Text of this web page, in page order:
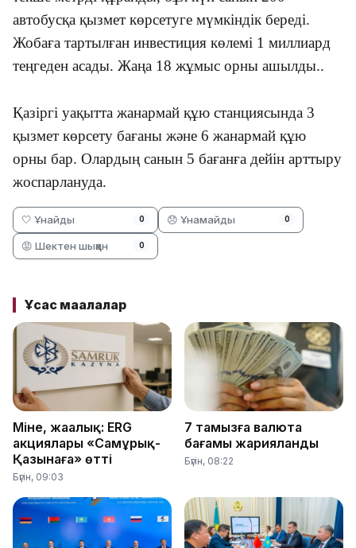
автобусқа қызмет көрсетуге мүмкіндік береді.
Жобаға тартылған инвестиция көлемі 1 миллиард
теңгеден асады. Жаңа 18 жұмыс орны ашылды..
Қазіргі уақытта жанармай құю станциясында 3
қызмет көрсету бағаны жəне 6 жанармай құю
орны бар. Олардың санын 5 бағанға дейін арттыру
жоспарлануда.
🤍 Ұнайды 0 😞 Ұнамайды 0
😡 Шектен шыққан 0
Ұқсас мақалалар
Міне, жаңалық: ERG
акциялары «Самұрық-
Қазынаға» өтті
Бүгін, 09:03
7 тамызға валюта
бағамы жарияланды
Бүгін, 08:22